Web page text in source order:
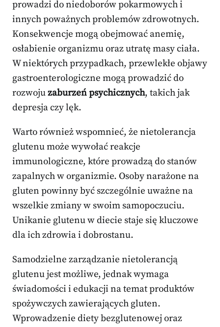
prowadzi do niedoborów pokarmowych i
innych poważnych problemów zdrowotnych.
Konsekwencje mogą obejmować anemię,
osłabienie organizmu oraz utratę masy ciała.
W niektórych przypadkach, przewlekłe objawy
gastroenterologiczne mogą prowadzić do
rozwojuzaburzeń psychicznych, takich jak
depresja czy lęk.
Warto również wspomnieć, że nietolerancja
glutenu może wywołać reakcje
immunologiczne, które prowadzą do stanów
zapalnych w organizmie. Osoby narażone na
gluten powinny być szczególnie uważne na
wszelkie zmiany w swoim samopoczuciu.
Unikanie glutenu w diecie staje się kluczowe
dla ich zdrowia i dobrostanu.
Samodzielne zarządzanie nietolerancją
glutenu jest możliwe, jednak wymaga
świadomości i edukacji na temat produktów
spożywczych zawierających gluten.
Wprowadzenie diety bezglutenowej oraz